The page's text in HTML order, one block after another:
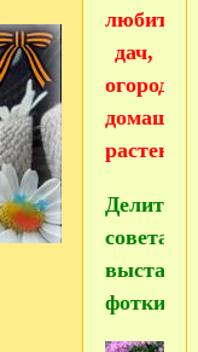
дач,
огородов,
Делитесь
фотки